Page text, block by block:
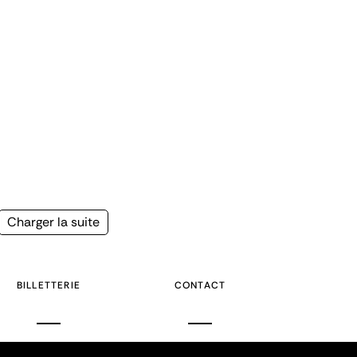
Page
Charger la suite
BILLETTERIE CONTACT